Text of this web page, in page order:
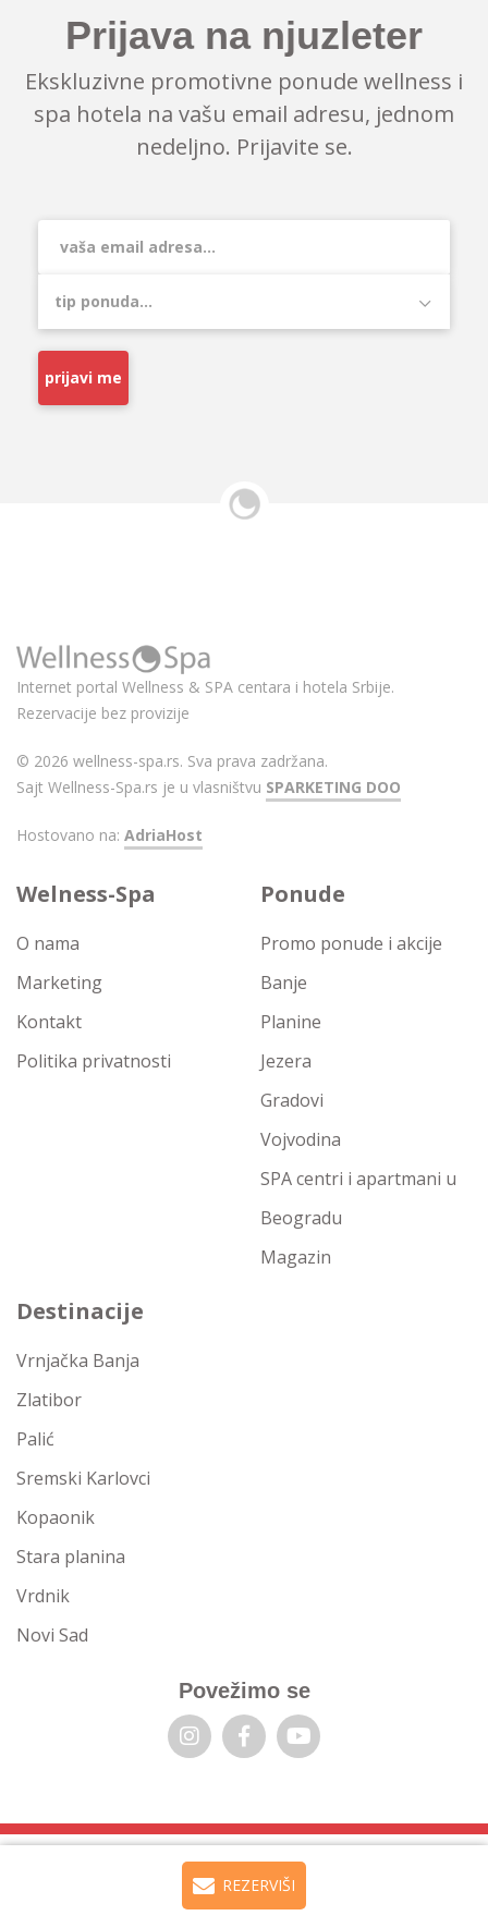
Prijava na njuzleter
Ekskluzivne promotivne ponude wellness i
spa hotela na vašu email adresu, jednom
nedeljno. Prijavite se.
prijavi me
REZERVIŠI
Internet portal Wellness & SPA centara i hotela Srbije.
Rezervacije bez provizije
© 2026 wellness-spa.rs. Sva prava zadržana.
Sajt Wellness-Spa.rs je u vlasništvu SPARKETING DOO
Hostovano na: AdriaHost
Welness-Spa
O nama
Marketing
Kontakt
Politika privatnosti
Ponude
Promo ponude i akcije
Banje
Planine
Jezera
Gradovi
Vojvodina
SPA centri i apartmani u
Beogradu
Magazin
Destinacije
Vrnjačka Banja
Zlatibor
Palić
Sremski Karlovci
Kopaonik
Stara planina
Vrdnik
Novi Sad
Povežimo se